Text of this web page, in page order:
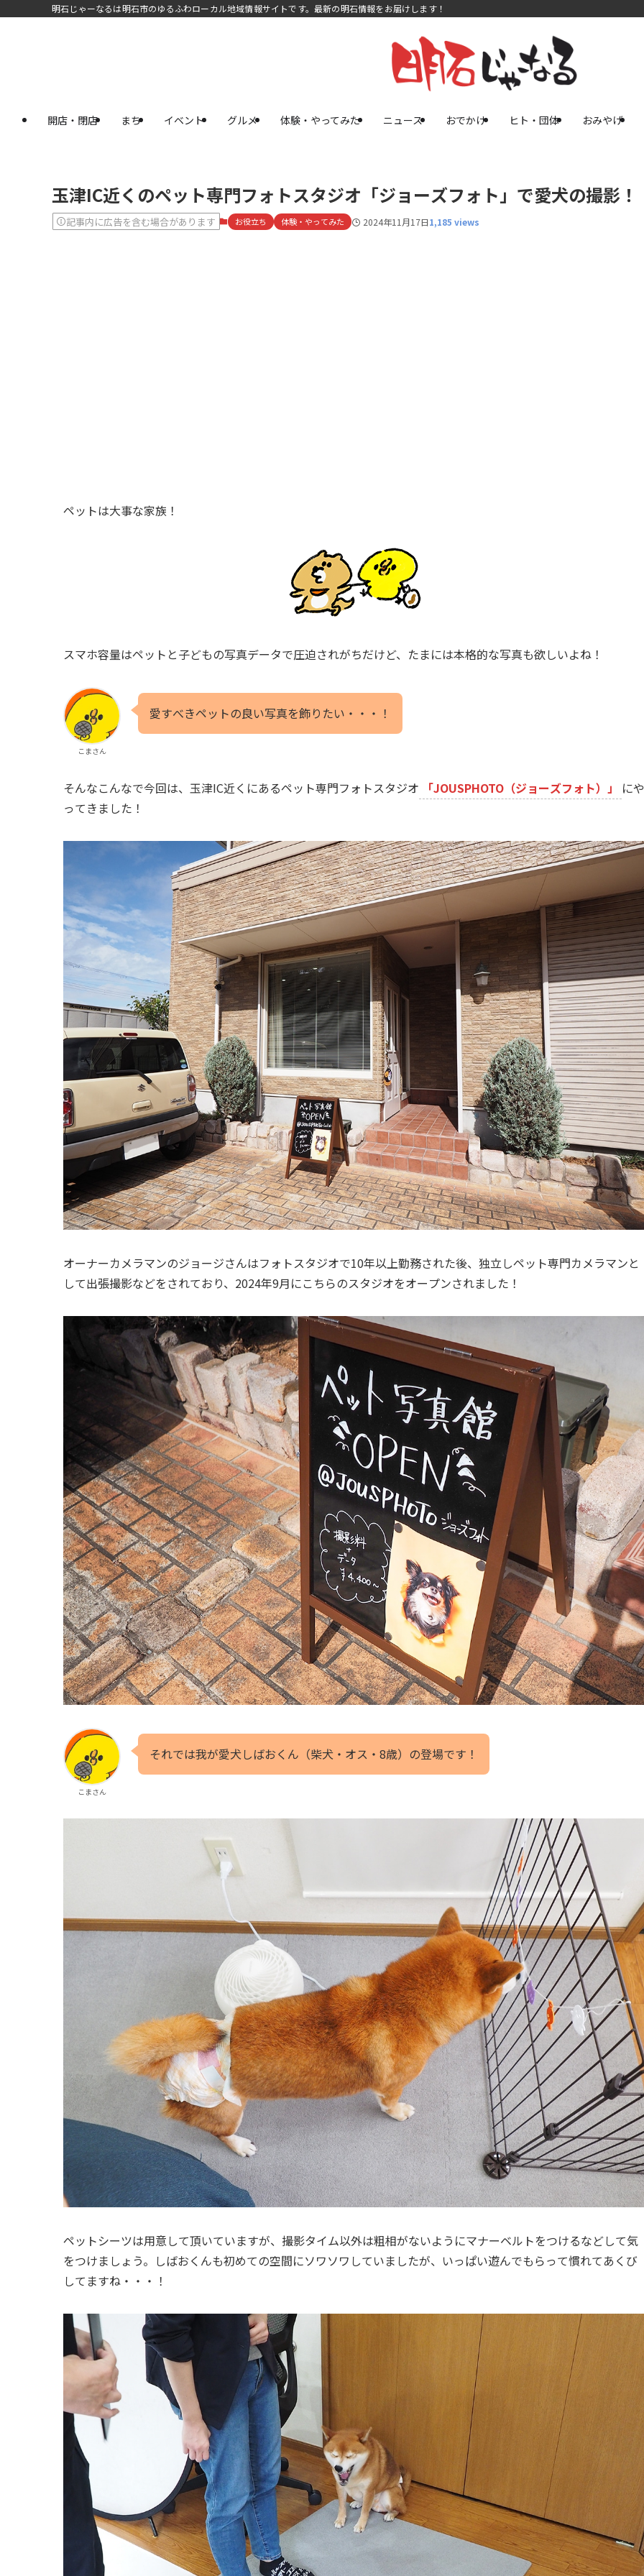
明石じゃーなるは明石市のゆるふわローカル地域情報サイトです。最新の明石情報をお届けします！
開店・閉店 まち イベント グルメ 体験・やってみた ニュース おでかけ ヒト・団体 おみやげ
玉津IC近くのペット専門フォトスタジオ「ジョーズフォト」で愛犬の撮影！
記事内に広告を含む場合があります お役立ち 体験・やってみた 2024年11月17日1,185 views
ペットは大事な家族！
スマホ容量はペットと子どもの写真データで圧迫されがちだけど、たまには本格的な写真も欲しいよね！
こまさん
愛すべきペットの良い写真を飾りたい・・・！
そんなこんなで今回は、玉津IC近くにあるペット専門フォトスタジオ 「JOUSPHOTO（ジョーズフォト）」
にや
ってきました！
オーナーカメラマンのジョージさんはフォトスタジオで10年以上勤務された後、独立しペット専門カメラマンと
して出張撮影などをされており、2024年9月にこちらのスタジオをオープンされました！
こまさん
それでは我が愛犬しばおくん（柴犬・オス・8歳）の登場です！
ペットシーツは用意して頂いていますが、撮影タイム以外は粗相がないようにマナーベルトをつけるなどして気
をつけましょう。しばおくんも初めての空間にソワソワしていましたが、いっぱい遊んでもらって慣れてあくび
してますね・・・！